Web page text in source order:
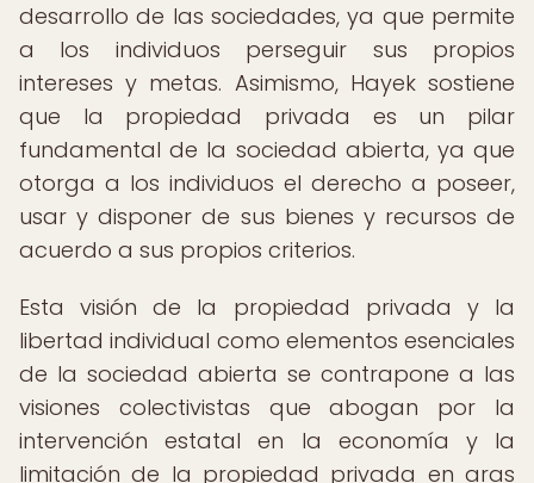
desarrollo de las sociedades, ya que permite
a los individuos perseguir sus propios
intereses y metas. Asimismo, Hayek sostiene
que la propiedad privada es un pilar
fundamental de la sociedad abierta, ya que
otorga a los individuos el derecho a poseer,
usar y disponer de sus bienes y recursos de
acuerdo a sus propios criterios.
Esta visión de la propiedad privada y la
libertad individual como elementos esenciales
de la sociedad abierta se contrapone a las
visiones colectivistas que abogan por la
intervención estatal en la economía y la
limitación de la propiedad privada en aras